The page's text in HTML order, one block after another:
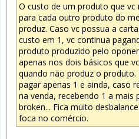
O custo de um produto que vc
para cada outro produto do
produz. Caso vc possua a
custo em 1, vc continua
produto produzido pelo
apenas nos dois básicos que
quando não produz o
pagar apenas 1 e ainda, caso
na venda, recebendo 1 a mais
broken... Fica muito
foca no comércio.